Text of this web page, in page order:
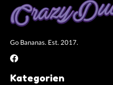
Go Bananas. Est. 2017.
Kategorien